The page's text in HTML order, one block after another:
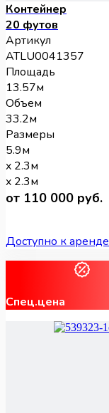
Контейнер
20 футов
Артикул
ATLU0041357
Площадь
13.57м
Объем
33.2м
Размеры
5.9м
x 2.3м
x 2.3м
от 110 000 руб.
Доступно к аренде
Спец.цена